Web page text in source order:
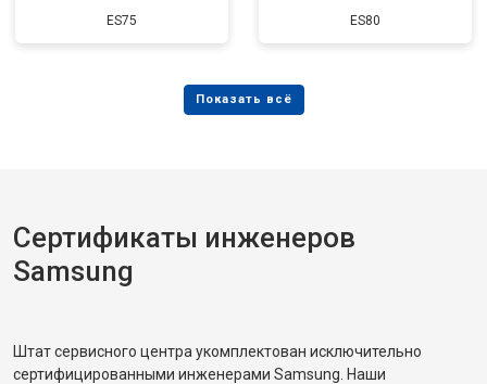
ES75 ES80
Сертификаты инженеров
Samsung
Штат сервисного центра укомплектован исключительно
сертифицированными инженерами Samsung. Наши